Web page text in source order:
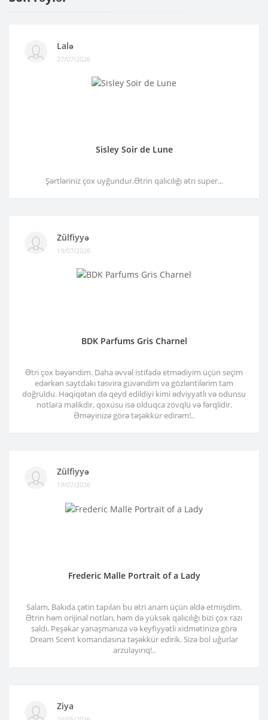
Lalə
27/07/2026
Sisley Soir de Lune
Şərtləriniz çox uyğundur.Ətrin qalıcılığı ətri super...
Zülfiyyə
19/07/2026
BDK Parfums Gris Charnel
Ətri çox bəyəndim. Daha əvvəl istifadə etmədiyim üçün seçim
edərkən saytdakı təsvirə güvəndim və gözləntilərim tam
doğruldu. Həqiqətən də qeyd edildiyi kimi ədviyyatlı və odunsu
notlara malikdir, qoxusu isə olduqca zövqlü və fərqlidir.
Əməyinizə görə təşəkkür edirəm!..
Zülfiyyə
19/07/2026
Frederic Malle Portrait of a Lady
Salam, Bakıda çətin tapılan bu ətri anam üçün əldə etmişdim.
Ətrin həm orijinal notları, həm də yüksək qalıcılığı bizi çox razı
saldı. Peşəkar yanaşmanıza və keyfiyyətli xidmətinizə görə
Dream Scent komandasına təşəkkür edirik. Sizə bol uğurlar
arzulayırıq!..
Ziya